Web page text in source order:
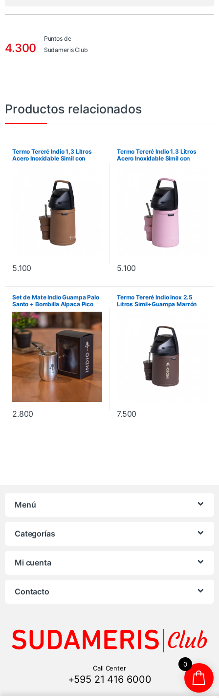
4.300
Puntos de
Sudameris Club
Productos relacionados
Termo Tereré Indio 1,3 Litros
Acero Inoxidable Simil con
5.100
Termo Tereré Indio 1.3 Litros
Acero Inoxidable Simil con
5.100
Set de Mate Indio Guampa Palo
Santo + Bombilla Alpaca Pico
Ancho – Plata
2.800
Termo Tereré Indio Inox 2.5
Litros Simil+Guampa Marrón
7.500
Menú
Categorías
Mi cuenta
Contacto
Call Center
+595 21 416 6000
0